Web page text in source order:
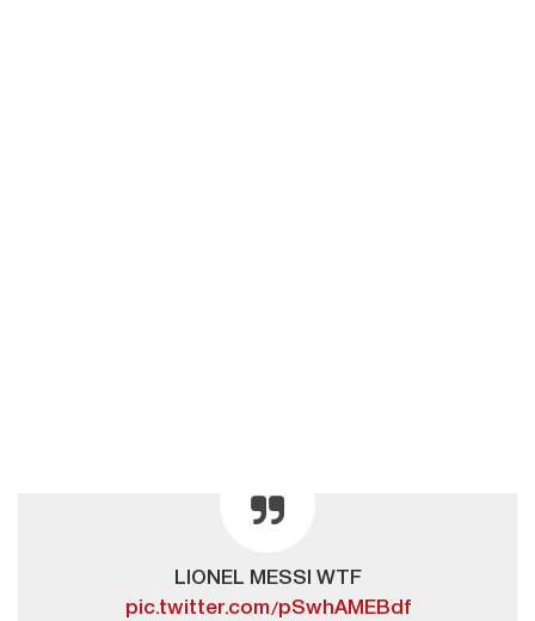
LIONEL MESSI WTF
pic.twitter.com/pSwhAMEBdf